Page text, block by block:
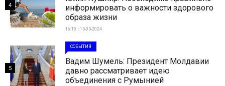
информировать о важности здорового
образа жизни
16:13 | 15-05-2024
4
СОБЫТИЯ
Вадим Шумель: Президент Молдавии
давно рассматривает идею
объединения с Румынией
5